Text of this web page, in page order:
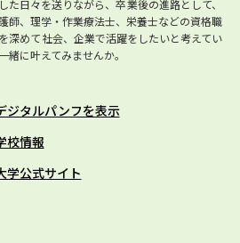
日々を送りながら、卒業後の進路として、
師、理学・作業療法士、栄養士などの資格職
深めて社会、企業で活躍をしたいと考えてい
に叶えてみませんか。
ジタルパンフを表示
校情報
学公式サイト